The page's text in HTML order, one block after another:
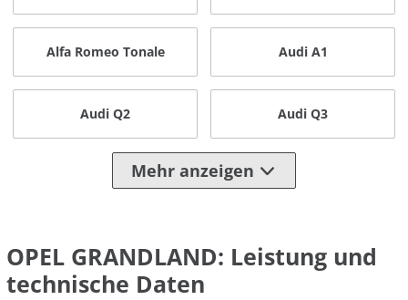
Alfa Romeo Tonale Audi A1
Audi Q2 Audi Q3
Mehr anzeigen
OPEL GRANDLAND: Leistung und
technische Daten